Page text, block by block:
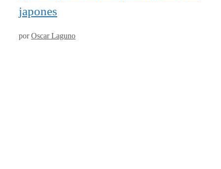
japones
porOscar Laguno